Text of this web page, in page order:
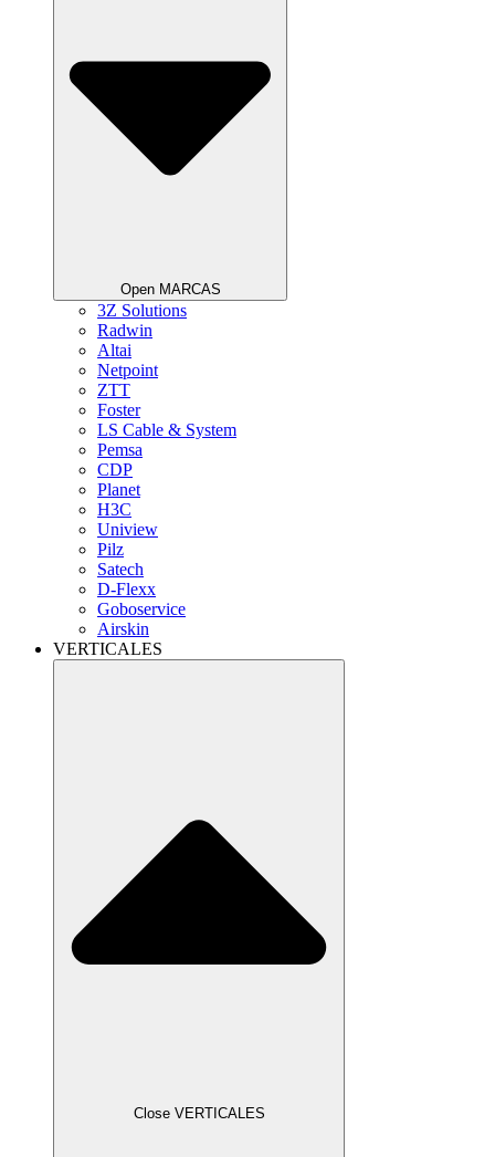
Open MARCAS
3Z Solutions
Radwin
Altai
Netpoint
ZTT
Foster
LS Cable & System
Pemsa
CDP
Planet
H3C
Uniview
Pilz
Satech
D-Flexx
Goboservice
Airskin
VERTICALES
Close VERTICALES